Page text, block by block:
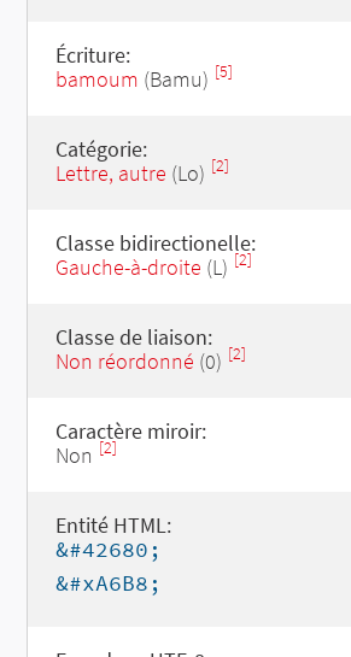
Écriture:
bamoum (Bamu) [5]
Catégorie:
Lettre, autre (Lo) [2]
Classe bidirectionelle:
Gauche-à-droite (L) [2]
Classe de liaison:
Non réordonné (0) [2]
Caractère miroir:
Non [2]
Entité HTML:
&#42680;
&#xA6B8;